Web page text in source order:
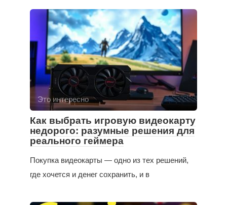
Это интересно
Как выбрать игровую видеокарту
недорого: разумные решения для
реального геймера
Покупка видеокарты — одно из тех решений,
где хочется и денег сохранить, и в